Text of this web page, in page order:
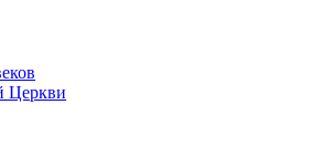
Церкви